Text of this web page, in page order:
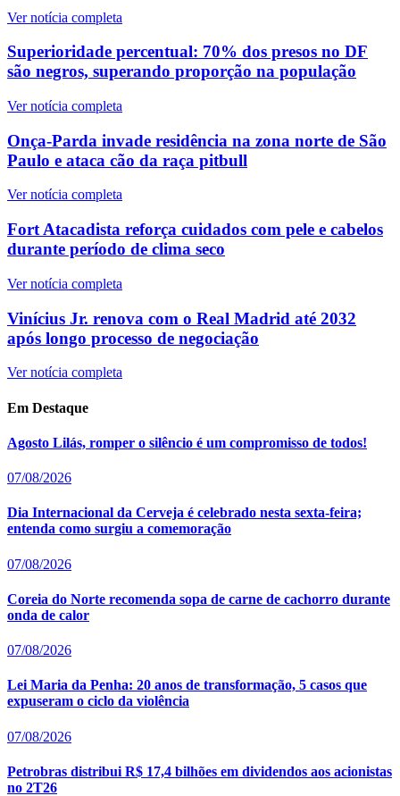
Ver notícia completa
Superioridade percentual: 70% dos presos no DF
são negros, superando proporção na população
Ver notícia completa
Onça-Parda invade residência na zona norte de São
Paulo e ataca cão da raça pitbull
Ver notícia completa
Fort Atacadista reforça cuidados com pele e cabelos
durante período de clima seco
Ver notícia completa
Vinícius Jr. renova com o Real Madrid até 2032
após longo processo de negociação
Ver notícia completa
Em Destaque
Agosto Lilás, romper o silêncio é um compromisso de todos!
07/08/2026
Dia Internacional da Cerveja é celebrado nesta sexta-feira;
entenda como surgiu a comemoração
07/08/2026
Coreia do Norte recomenda sopa de carne de cachorro durante
onda de calor
07/08/2026
Lei Maria da Penha: 20 anos de transformação, 5 casos que
expuseram o ciclo da violência
07/08/2026
Petrobras distribui R$ 17,4 bilhões em dividendos aos acionistas
no 2T26